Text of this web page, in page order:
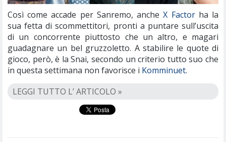
Così come accade per Sanremo, ancheX Factorha la
sua fetta di scommettitori, pronti a puntare sull’uscita
di un concorrente piuttosto che un altro, e magari
guadagnare un bel gruzzoletto. A stabilire le quote di
gioco, però, è la Snai, secondo un criterio tutto suo che
in questa settimana non favorisce i Komminuet.
LEGGI TUTTO L’ ARTICOLO »